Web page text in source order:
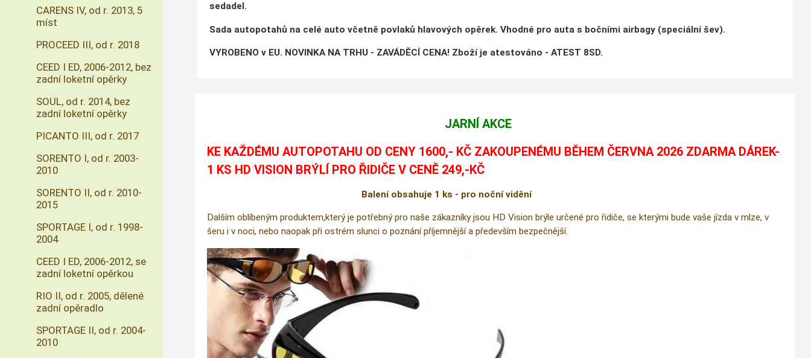
sedadel.
Sada autopotahů na celé auto včetně povlaků hlavových opěrek. Vhodné pro auta s bočními airbagy (speciální šev).
VYROBENO v EU. NOVINKA NA TRHU - ZAVÁDĚCÍ CENA! Zboží je atestováno - ATEST 8SD.
JARNÍ AKCE
KE KAŽDÉMU AUTOPOTAHU OD CENY 1600,- KČ ZAKOUPENÉMU BĚHEM ČERVNA 2026 ZDARMA DÁREK-
1 KS HD VISION BRÝLÍ PRO ŘIDIČE V CENĚ 249,-KČ
Balení obsahuje 1 ks - pro noční vidění
Dalším oblíbeným produktem,který je potřebný pro naše zákazníky jsou HD Vision brýle určené pro řidiče, se kterými bude vaše jízda v mlze, v
šeru i v noci, nebo naopak při ostrém slunci o poznání příjemnější a především bezpečnější.
CARENS IV, od r. 2013, 5
míst
PROCEED III, od r. 2018
CEED I ED, 2006-2012, bez
zadní loketní opěrky
SOUL, od r. 2014, bez
zadní loketní opěrky
PICANTO III, od r. 2017
SORENTO I, od r. 2003-
2010
SORENTO II, od r. 2010-
2015
SPORTAGE I, od r. 1998-
2004
CEED I ED, 2006-2012, se
zadní loketní opěrkou
RIO II, od r. 2005, dělené
zadní opěradlo
SPORTAGE II, od r. 2004-
2010